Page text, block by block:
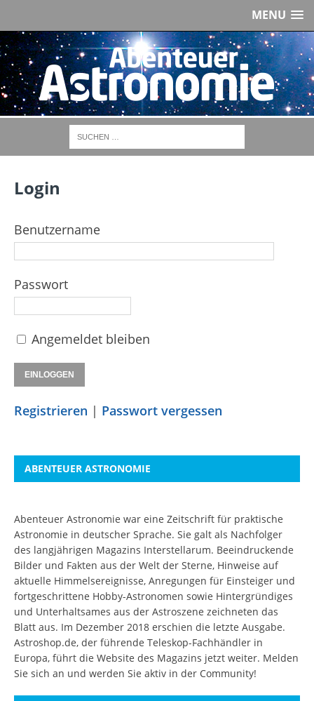
MENU
Login
Benutzername
Passwort
Angemeldet bleiben
Registrieren | Passwort vergessen
ABENTEUER ASTRONOMIE
Abenteuer Astronomie war eine Zeitschrift für praktische
Astronomie in deutscher Sprache. Sie galt als Nachfolger
des langjährigen Magazins Interstellarum. Beeindruckende
Bilder und Fakten aus der Welt der Sterne, Hinweise auf
aktuelle Himmelsereignisse, Anregungen für Einsteiger und
fortgeschrittene Hobby-Astronomen sowie Hintergründiges
und Unterhaltsames aus der Astroszene zeichneten das
Blatt aus. Im Dezember 2018 erschien die letzte Ausgabe.
Astroshop.de, der führende Teleskop-Fachhändler in
Europa, führt die Website des Magazins jetzt weiter. Melden
Sie sich an und werden Sie aktiv in der Community!